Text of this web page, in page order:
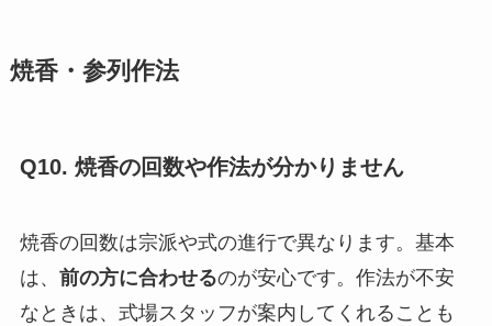
焼香・参列作法
Q10. 焼香の回数や作法が分かりません
焼香の回数は宗派や式の進行で異なります。基本
は、 前の方に合わせるのが安心です。作法が不安
なときは、式場スタッフが案内してくれることも